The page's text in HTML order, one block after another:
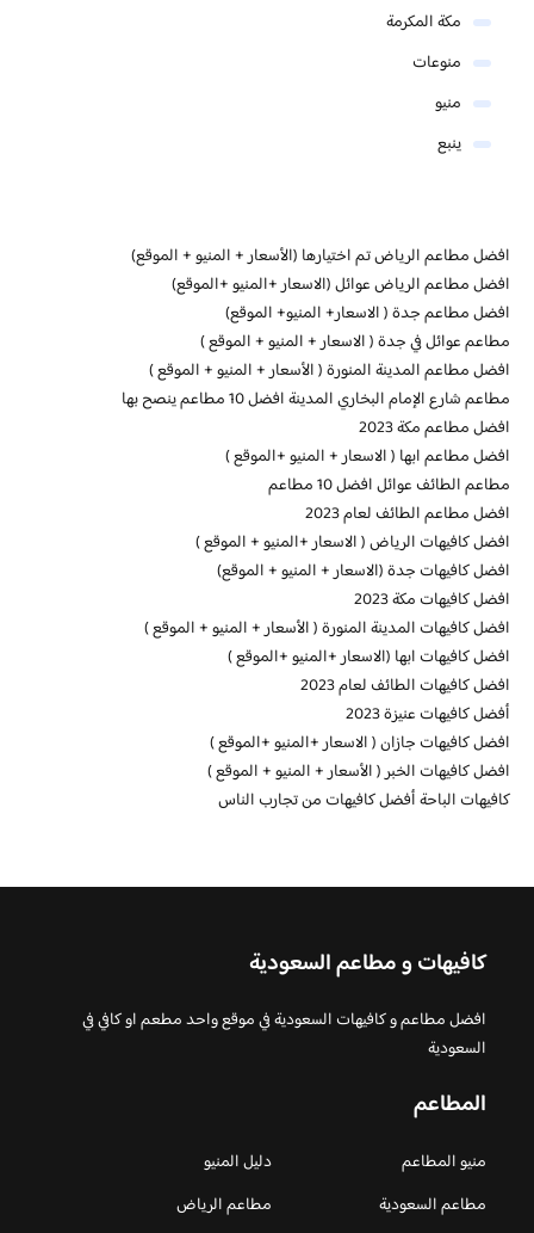
مكة المكرمة
منوعات
منيو
ينبع
افضل مطاعم الرياض تم اختيارها (الأسعار + المنيو + الموقع)
افضل مطاعم الرياض عوائل (الاسعار +المنيو +الموقع)
افضل مطاعم جدة ( الاسعار+ المنيو+ الموقع)
مطاعم عوائل في جدة ( الاسعار + المنيو + الموقع )
افضل مطاعم المدينة المنورة ( الأسعار + المنيو + الموقع )
مطاعم شارع الإمام البخاري المدينة افضل 10 مطاعم ينصح بها
افضل مطاعم مكة 2023
افضل مطاعم ابها ( الاسعار + المنيو +الموقع )
مطاعم الطائف عوائل افضل 10 مطاعم
افضل مطاعم الطائف لعام 2023
افضل كافيهات الرياض ( الاسعار +المنيو + الموقع )
افضل كافيهات جدة (الاسعار + المنيو + الموقع)
افضل كافيهات مكة 2023
افضل كافيهات المدينة المنورة ( الأسعار + المنيو + الموقع )
افضل كافيهات ابها (الاسعار +المنيو +الموقع )
افضل كافيهات الطائف لعام 2023
أفضل كافيهات عنيزة 2023
افضل كافيهات جازان ( الاسعار +المنيو +الموقع )
افضل كافيهات الخبر ( الأسعار + المنيو + الموقع )
كافيهات الباحة أفضل كافيهات من تجارب الناس
كافيهات و مطاعم السعودية
افضل مطاعم و كافيهات السعودية في موقع واحد مطعم او كافي في
السعودية
المطاعم
منيو المطاعم
دليل المنيو
مطاعم السعودية
مطاعم الرياض